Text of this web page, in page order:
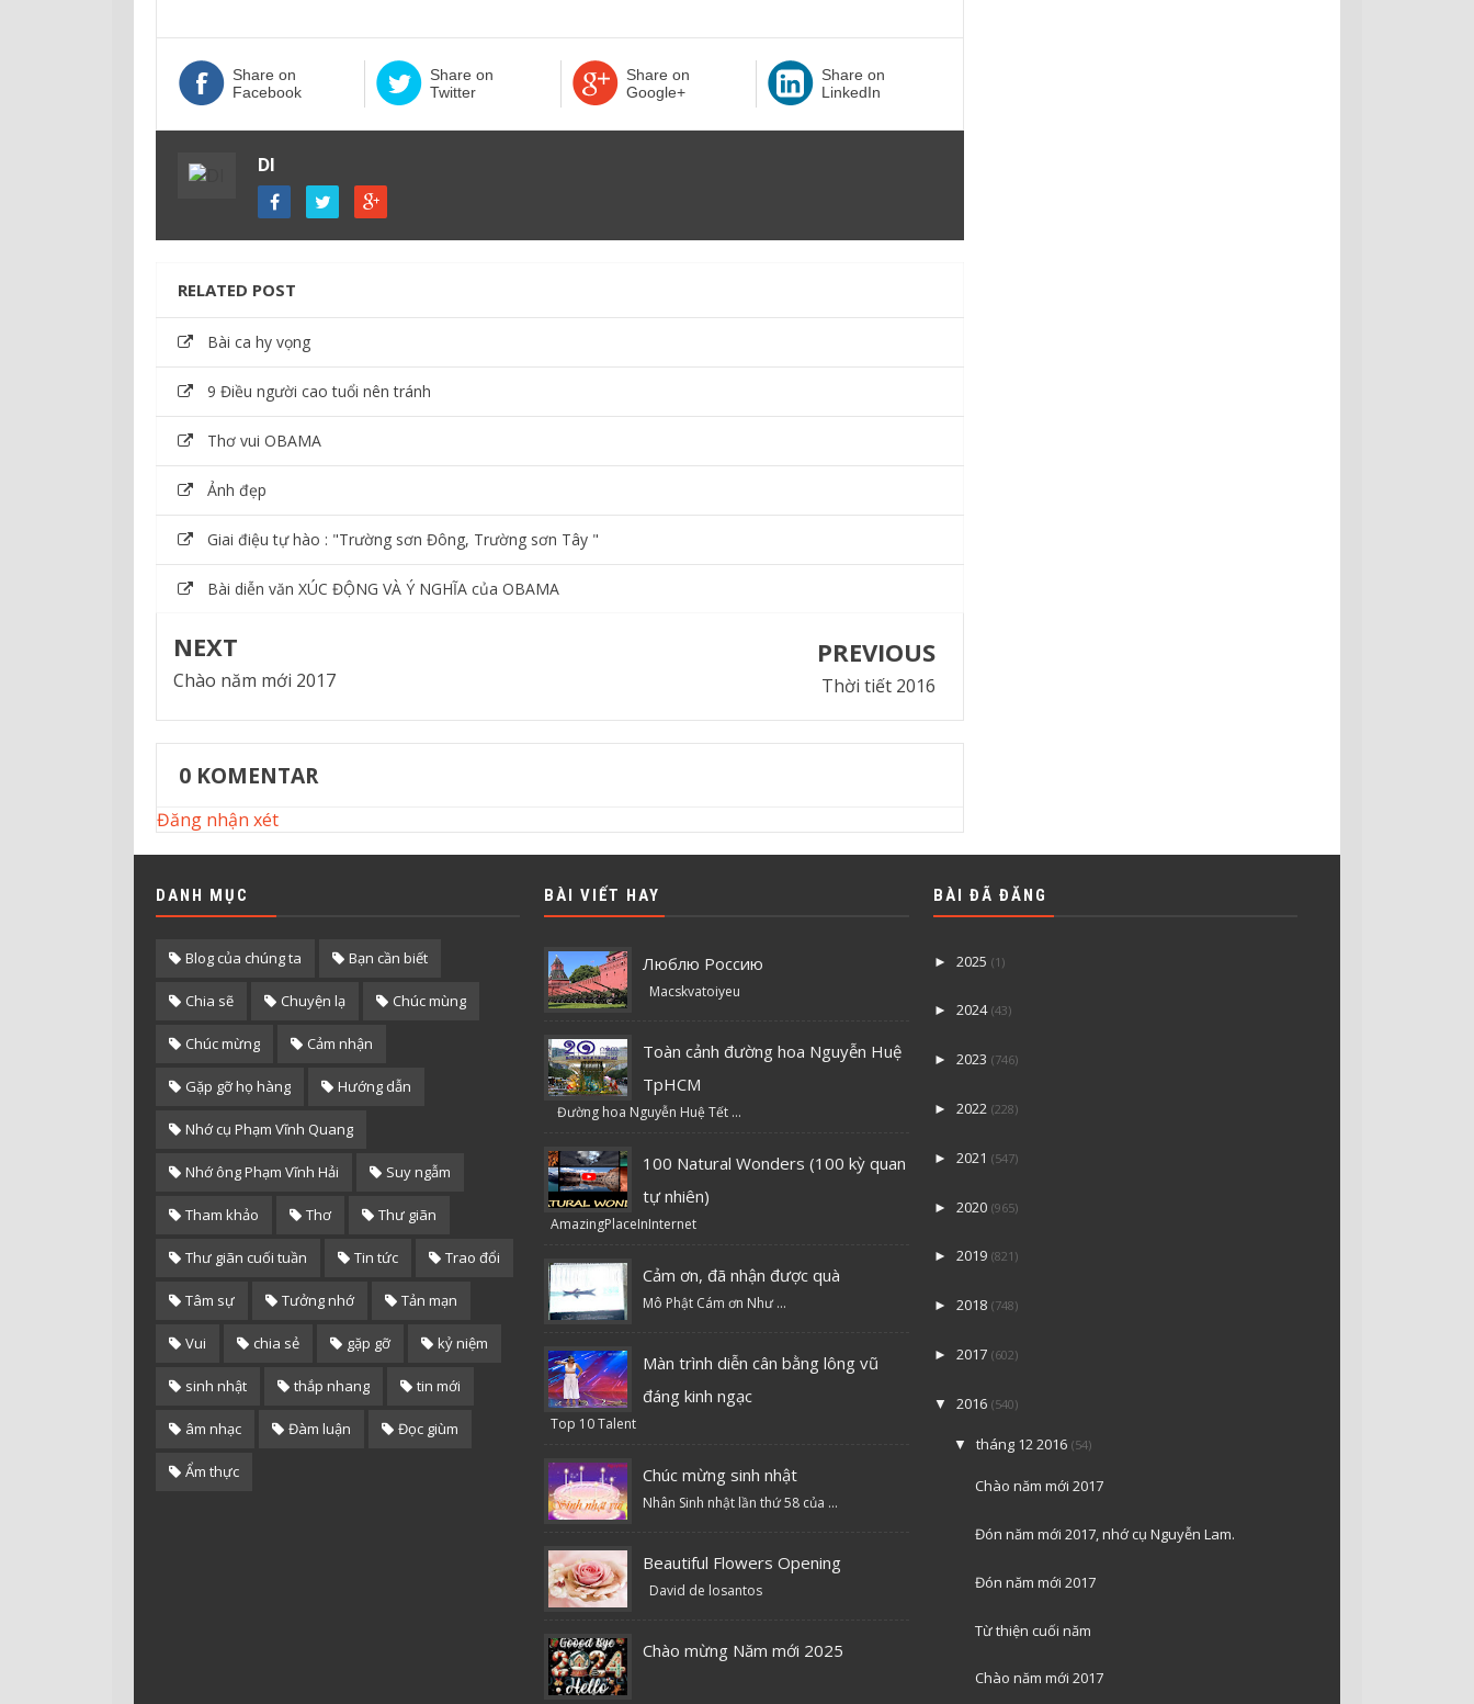
Share on
Facebook
Share on
Twitter
Share on
Google+
Share on
LinkedIn
DI
RELATED POST
Bài ca hy vọng
9 Điều người cao tuổi nên tránh
Thơ vui OBAMA
Ảnh đẹp
Giai điệu tự hào : "Trường sơn Đông, Trường sơn Tây "
Bài diễn văn XÚC ĐỘNG VÀ Ý NGHĨA của OBAMA
NEXT
Chào năm mới 2017
PREVIOUS
Thời tiết 2016
0 KOMENTAR
Đăng nhận xét
DANH MỤC
Blog của chúng ta Bạn cần biết
Chia sẽ Chuyện lạ Chúc mùng
Chúc mừng Cảm nhận
Gặp gỡ họ hàng Hướng dẫn
Nhớ cụ Phạm Vĩnh Quang
Nhớ ông Phạm Vĩnh Hải Suy ngẫm
Tham khảo Thơ Thư giãn
Thư giãn cuối tuần Tin tức Trao đổi
Tâm sự Tưởng nhớ Tản mạn
Vui chia sẻ gặp gỡ kỷ niệm
sinh nhật thắp nhang tin mới
âm nhạc Đàm luận Đọc giùm
Ẩm thực
BÀI VIẾT HAY
Люблю Россию
Macskvatoiyeu
Toàn cảnh đường hoa Nguyễn Huệ
TpHCM
Đường hoa Nguyễn Huệ Tết ...
100 Natural Wonders (100 kỳ quan
tự nhiên)
AmazingPlaceInInternet
Cảm ơn, đã nhận được quà
Mô Phật Cám ơn Như ...
Màn trình diễn cân bằng lông vũ
đáng kinh ngạc
Top 10 Talent
Chúc mừng sinh nhật
Nhân Sinh nhật lần thứ 58 của ...
Beautiful Flowers Opening
David de losantos
Chào mừng Năm mới 2025
BÀI ĐÃ ĐĂNG
► 2025 (1)
► 2024 (43)
► 2023 (746)
► 2022 (228)
► 2021 (547)
► 2020 (965)
► 2019 (821)
► 2018 (748)
► 2017 (602)
▼ 2016 (540)
▼ tháng 12 2016 (54)
Chào năm mới 2017
Đón năm mới 2017, nhớ cụ Nguyễn Lam.
Đón năm mới 2017
Từ thiện cuối năm
Chào năm mới 2017